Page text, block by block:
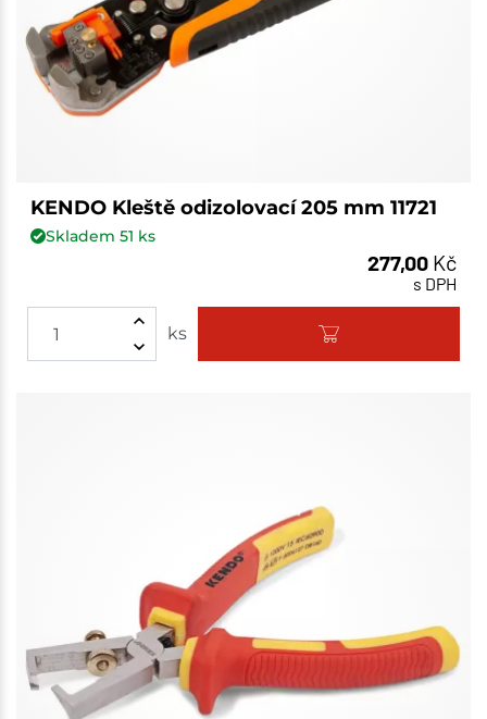
KENDO Kleště odizolovací 205 mm 11721
Skladem 51 ks
277,00 Kč
s DPH
ks